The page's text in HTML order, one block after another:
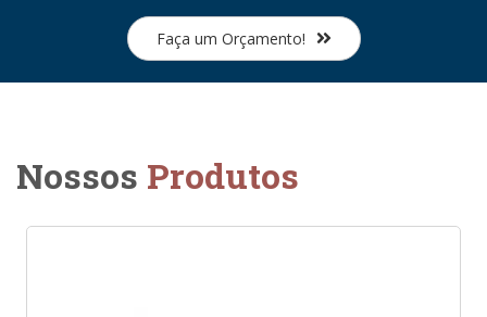
Faça um Orçamento!
Nossos Produtos